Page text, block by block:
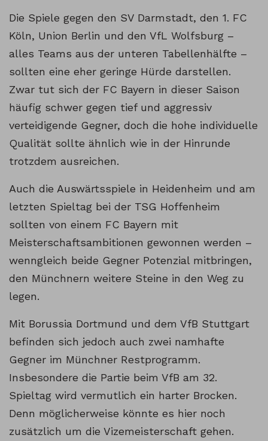
Die Spiele gegen den SV Darmstadt, den 1. FC
Köln, Union Berlin und den VfL Wolfsburg –
alles Teams aus der unteren Tabellenhälfte –
sollten eine eher geringe Hürde darstellen.
Zwar tut sich der FC Bayern in dieser Saison
häufig schwer gegen tief und aggressiv
verteidigende Gegner, doch die hohe individuelle
Qualität sollte ähnlich wie in der Hinrunde
trotzdem ausreichen.
Auch die Auswärtsspiele in Heidenheim und am
letzten Spieltag bei der TSG Hoffenheim
sollten von einem FC Bayern mit
Meisterschaftsambitionen gewonnen werden –
wenngleich beide Gegner Potenzial mitbringen,
den Münchnern weitere Steine in den Weg zu
legen.
Mit Borussia Dortmund und dem VfB Stuttgart
befinden sich jedoch auch zwei namhafte
Gegner im Münchner Restprogramm.
Insbesondere die Partie beim VfB am 32.
Spieltag wird vermutlich ein harter Brocken.
Denn möglicherweise könnte es hier noch
zusätzlich um die Vizemeisterschaft gehen.